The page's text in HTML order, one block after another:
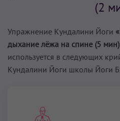
(2
Упражнение Кундалини Йоги
дыхание лёжа на спине (5
используется в следующих
Кундалини Йоги школы Йоги